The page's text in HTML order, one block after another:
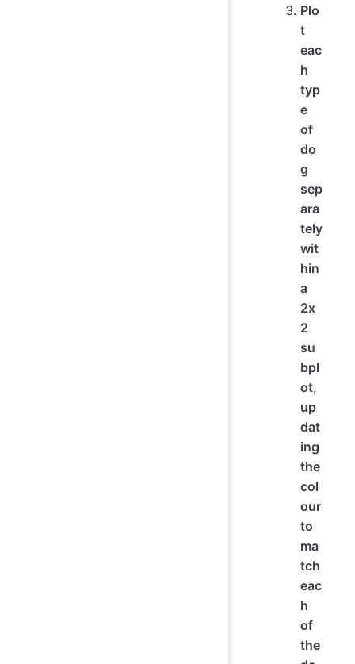
Plo
t
eac
h
typ
e
of
do
g
sep
ara
tely
wit
hin
a
2x
2
su
bpl
ot,
up
dat
ing
the
col
our
to
ma
tch
eac
h
of
the